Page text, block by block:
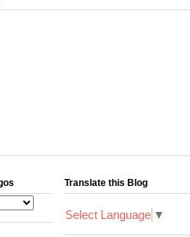
Translate this Blog
Select Language ▼